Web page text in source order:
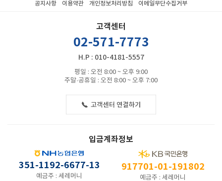
공지사항 이용약관 개인정보처리방침 이메일무단수집거부
고객센터
02-571-7773
H.P : 010-4181-5557
평일 : 오전 8:00 ~ 오후 9:00
주말·공휴일 : 오전 8:00 ~ 오후 7:00
입금계좌정보
351-1192-6677-13
예금주 : 세레머니
917701-01-191802
예금주 : 세레머니